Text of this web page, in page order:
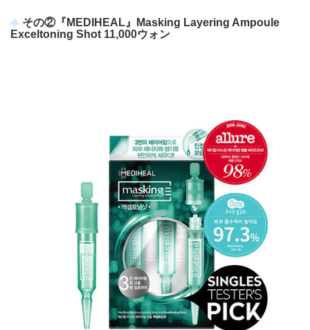
その②『MEDIHEAL』Masking Layering Ampoule
Exceltoning Shot 11,000ウォン